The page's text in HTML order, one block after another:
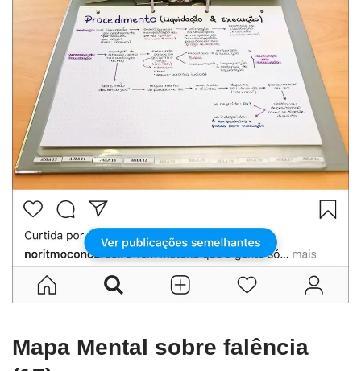
Mapa Mental sobre falência